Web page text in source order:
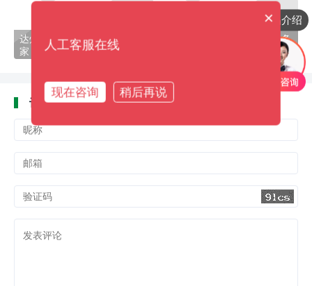
达州食堂承包承包公司是哪
家？
达州食堂承包公司有哪些服务
评论(0)
产品介绍
×
人工客服在线
现在咨询 稍后再说